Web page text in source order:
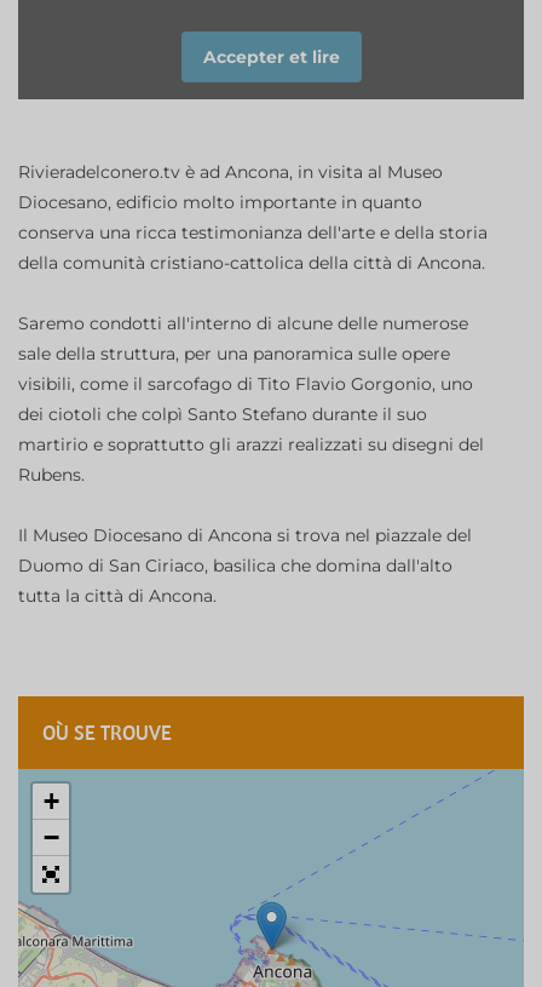
Accepter et lire
Rivieradelconero.tv è ad Ancona, in visita al Museo
Diocesano, edificio molto importante in quanto
conserva una ricca testimonianza dell'arte e della storia
della comunità cristiano-cattolica della città di Ancona.
Saremo condotti all'interno di alcune delle numerose
sale della struttura, per una panoramica sulle opere
visibili, come il sarcofago di Tito Flavio Gorgonio, uno
dei ciotoli che colpì Santo Stefano durante il suo
martirio e soprattutto gli arazzi realizzati su disegni del
Rubens.
Il Museo Diocesano di Ancona si trova nel piazzale del
Duomo di San Ciriaco, basilica che domina dall'alto
tutta la città di Ancona.
OÙ SE TROUVE
+
−